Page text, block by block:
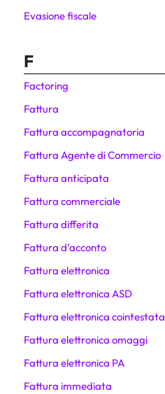
Evasione fiscale
F
Factoring
Fattura
Fattura accompagnatoria
Fattura Agente di Commercio
Fattura anticipata
Fattura commerciale
Fattura differita
Fattura d’acconto
Fattura elettronica
Fattura elettronica ASD
Fattura elettronica cointestata
Fattura elettronica omaggi
Fattura elettronica PA
Fattura immediata